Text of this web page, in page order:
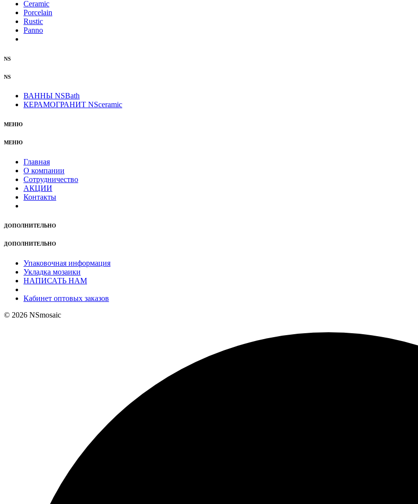
Ceramic
Porcelain
Rustic
Panno
NS
NS
ВАННЫ NSBath
КЕРАМОГРАНИТ NSceramic
МЕНЮ
МЕНЮ
Главная
О компании
Сотрудничество
АКЦИИ
Контакты
ДОПОЛНИТЕЛЬНО
ДОПОЛНИТЕЛЬНО
Упаковочная информация
Укладка мозаики
НАПИСАТЬ НАМ
Кабинет оптовых заказов
© 2026 NSmosaic